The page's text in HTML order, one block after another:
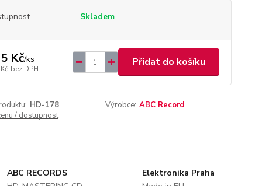
Skladem
Kč/ks
bez DPH
Přidat do košíku
HD-178 Výrobce: ABC Record
/ dostupnost
ABC RECORDS
Elektronika Praha